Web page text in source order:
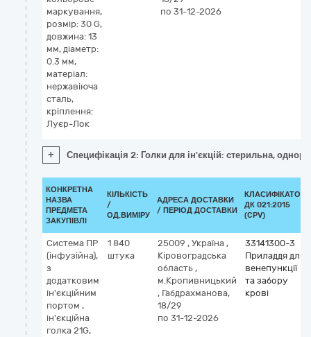
маркування,
розмір: 30 G,
довжина: 13
мм, діаметр:
0.3 мм,
матеріал:
нержавіюча
сталь,
кріплення:
Луєр-Лок
по 31-12-2026
+ Специфікація 2: Голки для ін'єкцій: cтерильна,
КОНКРЕТНА
НАЗВА
ПРЕДМЕТА
ЗАКУПІВЛІ
КІЛЬКІСТЬ
/
ОД.ВИМІРУ
АДРЕСА ДОСТАВКИ
/ ПЕРІОД ДОСТАВКИ
КЛАСИФІКАТОР
ДК 021:2015
(CPV)
Система ПР
(інфузійна),
з
додатковим
ін'єкційним
портом ,
ін'єкційна
голка 21G,
1 840
штука
25009 , Україна ,
Кіровоградська
область ,
м.Кропивницький
, Габдрахманова,
18/29
по 31-12-2026
33141300-3
Приладдя для
венепункції
та забору
крові